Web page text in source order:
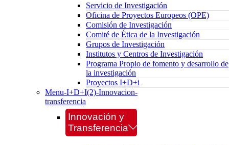
Servicio de Investigación
Oficina de Proyectos Europeos (OPE)
Comisión de Investigación
Comité de Ética de la Investigación
Grupos de Investigación
Institutos y Centros de Investigación
Programa Propio de fomento y desarrollo de
la investigación
Proyectos I+D+i
Menu-I+D+I(2)-Innovacion-
transferencia
Innovación y
Transferencia